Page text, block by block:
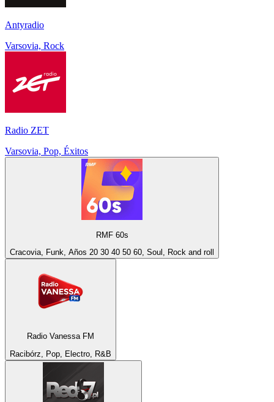
Antyradio
Varsovia, Rock
Radio ZET
Varsovia, Pop, Éxitos
RMF 60s
Cracovia, Funk, Años 20 30 40 50 60, Soul, Rock and roll
Radio Vanessa FM
Racibórz, Pop, Electro, R&B